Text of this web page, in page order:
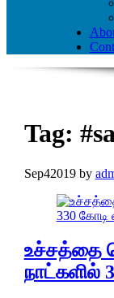
Tag:
Sep42019by
உச்சத்தை
நாட்களில்